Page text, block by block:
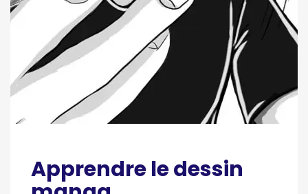
Apprendre le dessin